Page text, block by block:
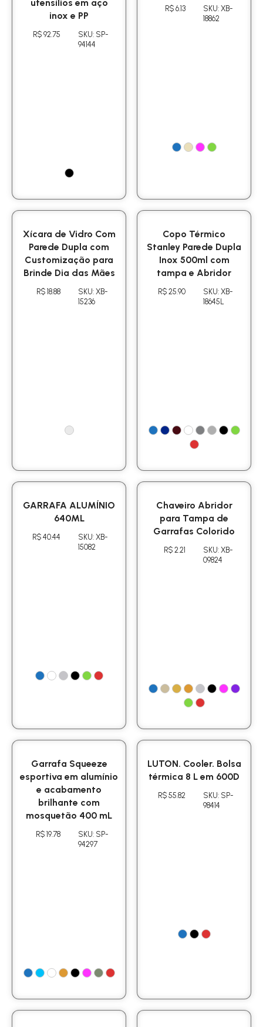
utensílios em aço
inox e PP
R$ 92.75
SKU: SP-
94144
R$ 6.13
SKU: XB-
18862
Xícara de Vidro Com
Parede Dupla com
Customização para
Brinde Dia das Mães
R$ 18.88
SKU: XB-
15236
Copo Térmico
Stanley Parede Dupla
Inox 500ml com
tampa e Abridor
R$ 25.90
SKU: XB-
18645L
GARRAFA ALUMÍNIO
640ML
R$ 40.44
SKU: XB-
15082
Chaveiro Abridor
para Tampa de
Garrafas Colorido
R$ 2.21
SKU: XB-
09824
Garrafa Squeeze
esportiva em alumínio
e acabamento
brilhante com
mosquetão 400 mL
R$ 19.78
SKU: SP-
94297
LUTON. Cooler. Bolsa
térmica 8 L em 600D
R$ 55.82
SKU: SP-
98414